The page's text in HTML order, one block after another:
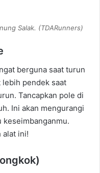
Salak. (TDARunners)
berguna saat turun
pendek saat
Tancapkan pole di
Ini akan mengurangi
keseimbanganmu.
alat ini!